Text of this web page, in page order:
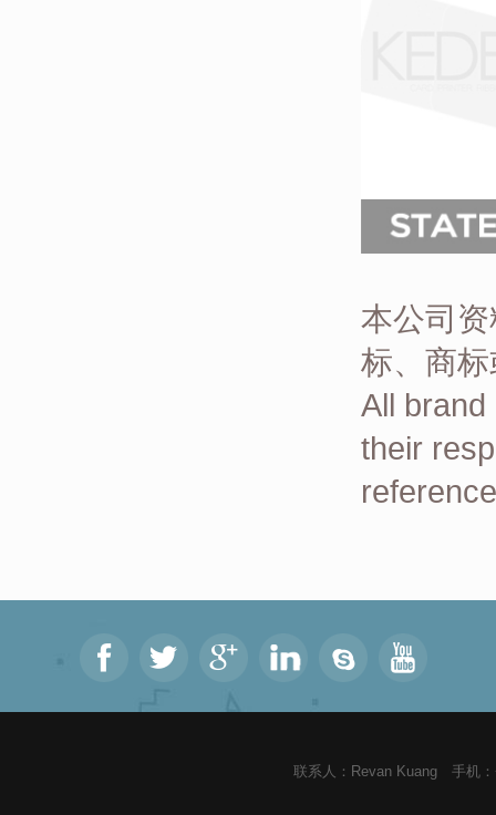
本公司
标、商
All
their
联系人：Revan Kuang 手机